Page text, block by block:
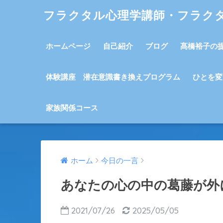
フラクタル心理学講師・フラ
ホームページ 自己紹介 ブログ 髙橋裕子の
体験講座 潜在意識書き換えプログラム ひとを
家族関係コース
ホーム 今日の一言
あなたの心の中の葛藤が
2021/07/26 2025/05/05